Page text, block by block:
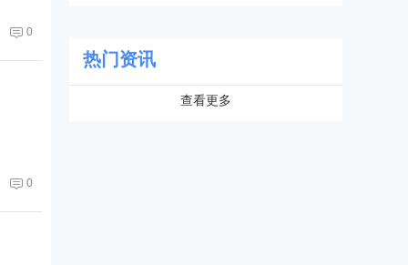
0
0
热门资讯
查看更多